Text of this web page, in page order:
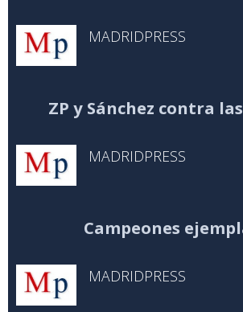
MADRIDPRESS
ZP y Sánchez contra
MADRIDPRESS
Campeones
MADRIDPRESS